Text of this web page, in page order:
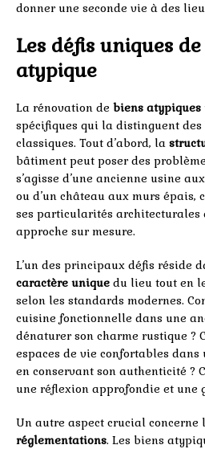
donner une seconde vie à des
Les défis uniques
atypique
La rénovation de biens atypiques
spécifiques qui la distinguent
classiques. Tout d’abord, la
bâtiment peut poser des
s’agisse d’une ancienne usine
ou d’un château aux murs épais,
ses particularités architecturales
approche sur mesure.
L’un des principaux défis réside
caractère unique du lieu tout en
selon les standards modernes.
cuisine fonctionnelle dans une
dénaturer son charme rustique ?
espaces de vie confortables
en conservant son authenticité ?
une réflexion approfondie et une
Un autre aspect crucial concerne
réglementations. Les biens